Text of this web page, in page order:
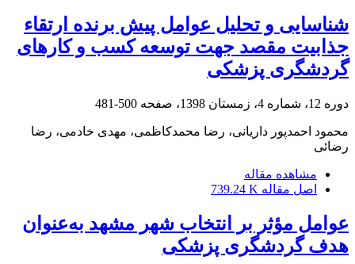
شناسایی و تحلیل عوامل پیش برنده ارتقاء
جذابیت مقصد جهت توسعه کسب و کارهای
گردشگری پزشکی
دوره 12، شماره 4، زمستان 1398، صفحه 500-481
محمود احمدپور داریانی، رضا محمدکاظمی، مهدی خادمی، رضا
رضائی
مشاهده مقاله
اصل مقاله 739.24 K
عوامل مؤثر بر انتخاب شهر مشهد به‌عنوان
هدف گردشگری پزشکی